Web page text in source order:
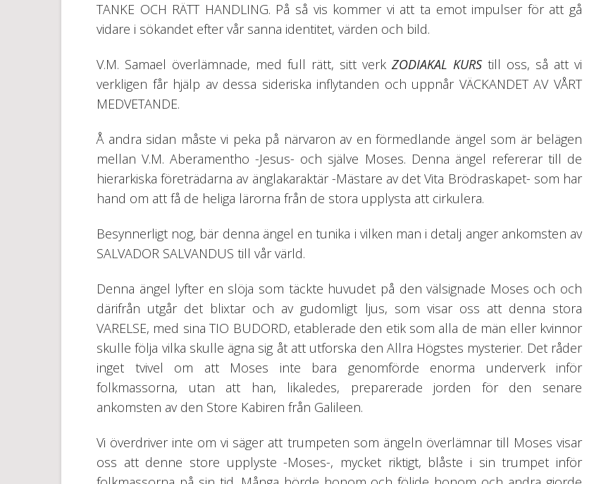
TANKE OCH RÄTT HANDLING. På så vis kommer vi att ta emot impulser för att gå
vidare i sökandet efter vår sanna identitet, värden och bild.
V.M. Samael överlämnade, med full rätt, sitt verk ZODIAKAL KURS till oss, så att vi
verkligen får hjälp av dessa sideriska inflytanden och uppnår VÄCKANDET AV VÅRT
MEDVETANDE.
Å andra sidan måste vi peka på närvaron av en förmedlande ängel som är belägen
mellan V.M. Aberamentho -Jesus- och själve Moses. Denna ängel refererar till de
hierarkiska företrädarna av änglakaraktär -Mästare av det Vita Brödraskapet- som har
hand om att få de heliga lärorna från de stora upplysta att cirkulera.
Besynnerligt nog, bär denna ängel en tunika i vilken man i detalj anger ankomsten av
SALVADOR SALVANDUS till vår värld.
Denna ängel lyfter en slöja som täckte huvudet på den välsignade Moses och och
därifrån utgår det blixtar och av gudomligt ljus, som visar oss att denna stora
VARELSE, med sina TIO BUDORD, etablerade den etik som alla de män eller kvinnor
skulle följa vilka skulle ägna sig åt att utforska den Allra Högstes mysterier. Det råder
inget tvivel om att Moses inte bara genomförde enorma underverk inför
folkmassorna, utan att han, likaledes, preparerade jorden för den senare
ankomsten av den Store Kabiren från Galileen.
Vi överdriver inte om vi säger att trumpeten som ängeln överlämnar till Moses visar
oss att denne store upplyste -Moses-, mycket riktigt, blåste i sin trumpet inför